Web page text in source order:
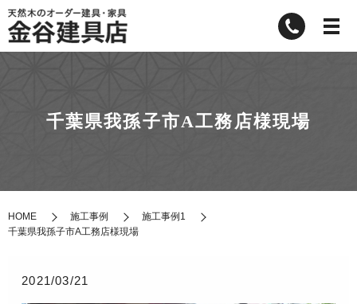
千葉県我孫子市A工務店様現場
HOME 施工事例
施工事例1
千葉県我孫子市A工務店様現場
2021/03/21